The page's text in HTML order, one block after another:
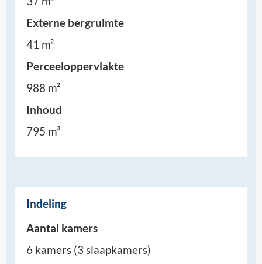
Externe bergruimte
41 m²
Perceeloppervlakte
988 m²
Inhoud
795 m³
Indeling
Aantal kamers
6 kamers (3 slaapkamers)